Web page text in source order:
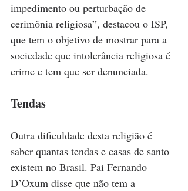
impedimento ou perturbação de
cerimônia religiosa”, destacou o ISP,
que tem o objetivo de mostrar para a
sociedade que intolerância religiosa é
crime e tem que ser denunciada.
Tendas
Outra dificuldade desta religião é
saber quantas tendas e casas de santo
existem no Brasil. Pai Fernando
D’Oxum disse que não tem a